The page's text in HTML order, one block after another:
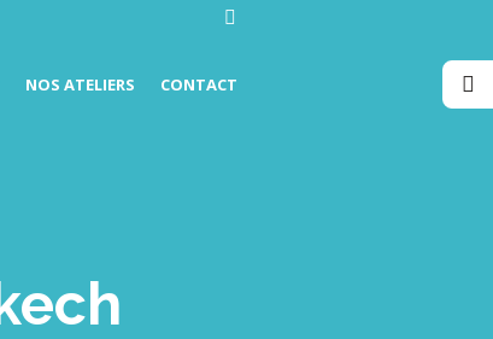
NOS ATELIERS CONTACT